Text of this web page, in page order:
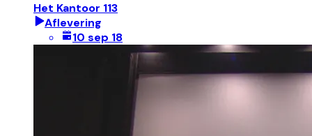
Het Kantoor 113
Aflevering
10 sep 18